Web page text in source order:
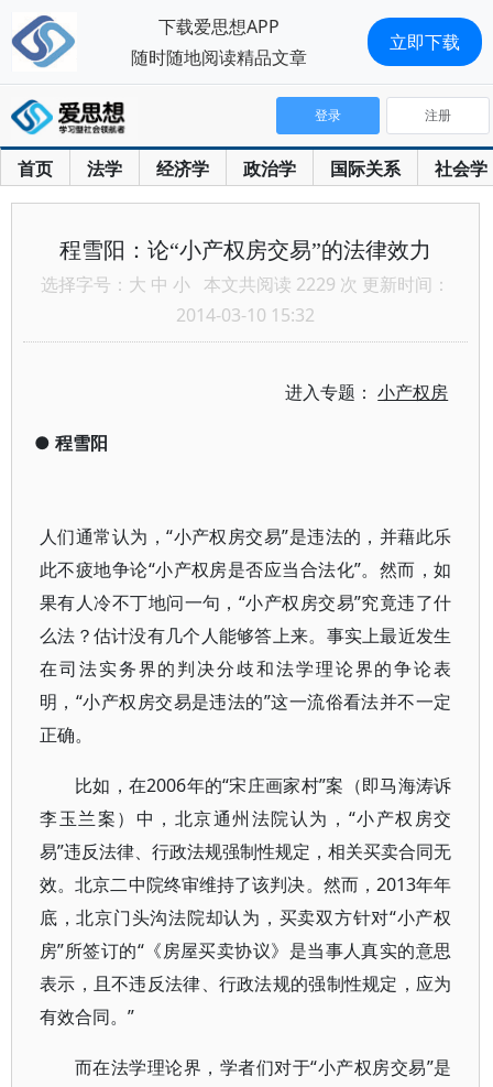
首页 法学 经济学 政治学 国际关系 社会学
登录 注册
程雪阳：论“小产权房交易”的法律效力
选择字号： 大 中 小 本文共阅读 2229 次 更新时间：
2014-03-10 15:32
进入专题：小产权房
● 程雪阳
人们通常认为，“小产权房交易”是违法的，并藉此乐
此不疲地争论“小产权房是否应当合法化”。然而，如
果有人冷不丁地问一句，“小产权房交易”究竟违了什
么法？估计没有几个人能够答上来。事实上最近发生
在司法实务界的判决分歧和法学理论界的争论表
明，“小产权房交易是违法的”这一流俗看法并不一定
正确。
比如，在2006年的“宋庄画家村”案（即马海涛诉
李玉兰案）中，北京通州法院认为，“小产权房交
易”违反法律、行政法规强制性规定，相关买卖合同无
效。北京二中院终审维持了该判决。然而，2013年年
底，北京门头沟法院却认为，买卖双方针对“小产权
房”所签订的“《房屋买卖协议》是当事人真实的意思
表示，且不违反法律、行政法规的强制性规定，应为
有效合同。”
而在法学理论界，学者们对于“小产权房交易”是
下载爱思想APP
随时随地阅读精品文章
立即下载